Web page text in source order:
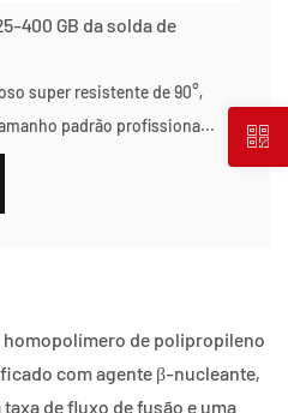
400 GB da solda de
super resistente de 90°,
padrão profissiona...
homopolímero de polipropileno
com agente β-nucleante,
de fluxo de fusão e uma